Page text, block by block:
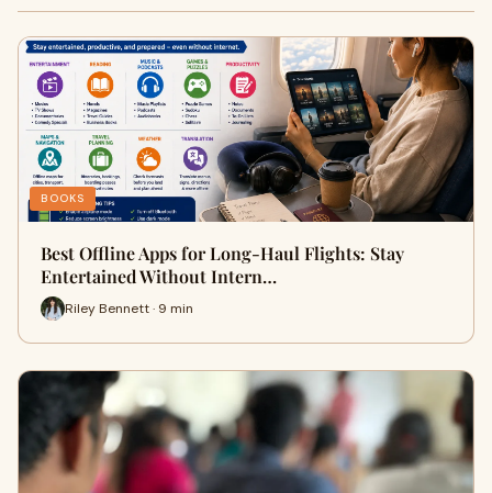
BOOKS
Best Offline Apps for Long-Haul Flights: Stay
Entertained Without Intern…
Riley Bennett · 9 min